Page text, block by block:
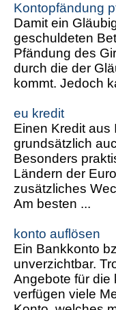
Kontopfändung
Damit ein
geschuldeten
Pfändung des
durch die der
kommt. Jedoch
eu kredit
Einen Kredit aus
grundsätzlich
Besonders
Ländern der
zusätzliches
Am besten ...
konto auflösen
Ein Bankkonto
unverzichtbar.
Angebote für die
verfügen viele